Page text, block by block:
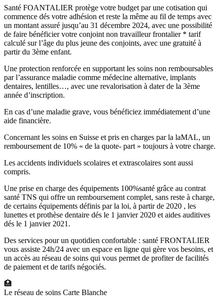
Santé FOANTALIER protège votre budget par une cotisation qui
commence dés votre adhésion et reste la même au fil de temps avec
un montant assuré jusqu’au 31 décembre 2024, avec une possibilité
de faire bénéficier votre conjoint non travailleur frontalier * tarif
calculé sur l’âge du plus jeune des conjoints, avec une gratuité à
partir du 3ème enfant.
Une protection renforcée en supportant les soins non remboursables
par l’assurance maladie comme médecine alternative, implants
dentaires, lentilles…, avec une revalorisation à dater de la 3ème
année d’inscription.
En cas d’une maladie grave, vous bénéficiez immédiatement d’une
aide financière.
Concernant les soins en Suisse et pris en charges par la laMAL, un
remboursement de 10% « de la quote- part » toujours à votre charge.
Les accidents individuels scolaires et extrascolaires sont aussi
compris.
Une prise en charge des équipements 100%santé grâce au contrat
santé TNS qui offre un remboursement complet, sans reste à charge,
de certains équipements définis par la loi, à partir de 2020 , les
lunettes et prothèse dentaire dés le 1 janvier 2020 et aides auditives
dés le 1 janvier 2021.
Des services pour un quotidien confortable : santé FRONTALIER
vous assiste 24h/24 avec un espace en ligne qui gère vos besoins, et
un accès au réseau de soins qui vous permet de profiter de facilités
de paiement et de tarifs négociés.
🏥
Le réseau de soins Carte Blanche